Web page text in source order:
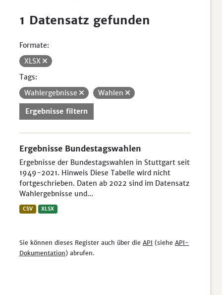
1 Datensatz gefunden
Formate:
XLSX
Tags:
Wahlergebnisse
Wahlen
Ergebnisse filtern
Ergebnisse Bundestagswahlen
Ergebnisse der Bundestagswahlen in Stuttgart seit
1949-2021. Hinweis Diese Tabelle wird nicht
fortgeschrieben. Daten ab 2022 sind im Datensatz
Wahlergebnisse und...
CSV XLSX
Sie können dieses Register auch über die API (siehe API-
Dokumentation) abrufen.